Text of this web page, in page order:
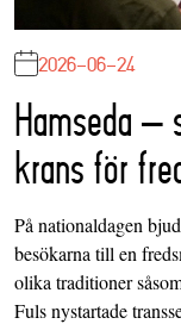
2026-06-24
Hamseda –
krans för
På nationaldagen
besökarna till en
olika traditioner
Fuls nystartade